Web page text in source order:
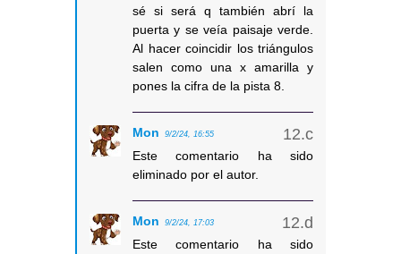
sé si será q también abrí la
puerta y se veía paisaje verde.
Al hacer coincidir los triángulos
salen como una x amarilla y
pones la cifra de la pista 8.
Mon 9/2/24, 16:55
Este comentario ha sido
eliminado por el autor.
Mon 9/2/24, 17:03
Este comentario ha sido